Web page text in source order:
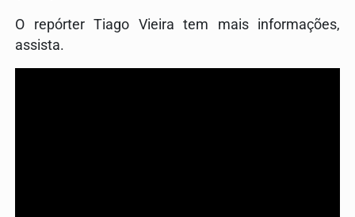
O repórter Tiago Vieira tem mais informações,
assista.